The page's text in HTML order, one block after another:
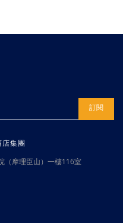
訂閱
店集團
（摩理臣山）一樓116室